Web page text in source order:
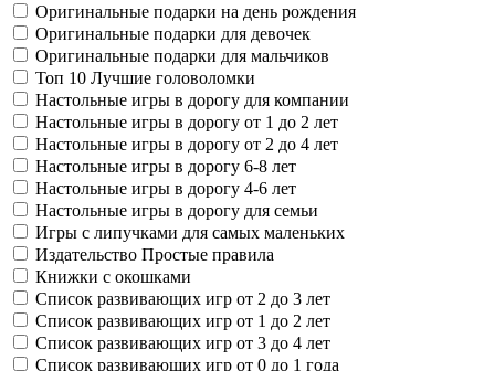
Оригинальные подарки на день рождения
Оригинальные подарки для девочек
Оригинальные подарки для мальчиков
Топ 10 Лучшие головоломки
Настольные игры в дорогу для компании
Настольные игры в дорогу от 1 до 2 лет
Настольные игры в дорогу от 2 до 4 лет
Настольные игры в дорогу 6-8 лет
Настольные игры в дорогу 4-6 лет
Настольные игры в дорогу для семьи
Игры с липучками для самых маленьких
Издательство Простые правила
Книжки с окошками
Список развивающих игр от 2 до 3 лет
Список развивающих игр от 1 до 2 лет
Список развивающих игр от 3 до 4 лет
Список развивающих игр от 0 до 1 года